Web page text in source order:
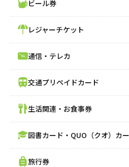
売りたい金券の買
ビール券
レジャーチケット
通信・テレカ
交通プリペイドカード
生活関連・お食事券
図書カード・QUO（クオ）カ
旅行券